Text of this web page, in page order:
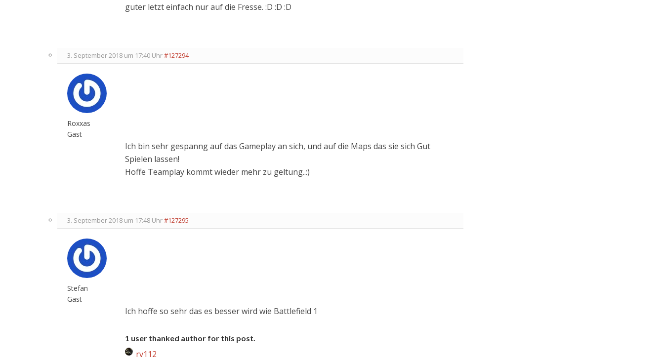
guter letzt einfach nur auf die Fresse. :D :D :D
3. September 2018 um 17:40 Uhr#127294
Roxxas
Gast
Ich bin sehr gespanng auf das Gameplay an sich, und auf die Maps das sie sich Gut
Spielen lassen!
Hoffe Teamplay kommt wieder mehr zu geltung..:)
3. September 2018 um 17:48 Uhr#127295
Stefan
Gast
Ich hoffe so sehr das es besser wird wie Battlefield 1
1 user thanked author for this post.
rv112